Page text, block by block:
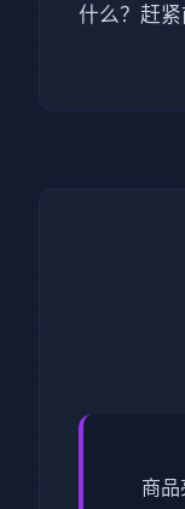
什么？赶紧
商品